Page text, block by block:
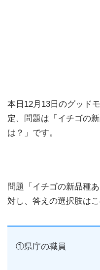
本日12月13日のグッド
定、問題は「イチゴの
は？」です。
問題「イチゴの新品種
対し、答えの選択肢は
①県庁の職員